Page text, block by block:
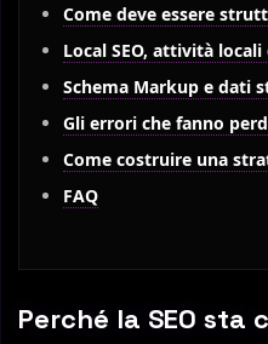
Come deve essere
Local SEO, attività
Schema Markup e dati
Gli errori che fanno
Come costruire una
FAQ
Perché la SEO sta